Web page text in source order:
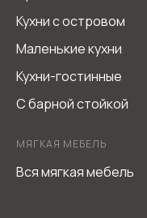
Кухни с островом
Маленькие кухни
Кухни-гостинные
С барной стойкой
МЯГКАЯ МЕБЕЛЬ
Вся мягкая мебель